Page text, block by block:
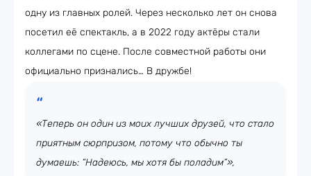
одну из главных ролей. Через несколько лет он снова
посетил её спектакль, а в 2022 году актёры стали
коллегами по сцене. После совместной работы они
официально признались… В дружбе!
«Теперь он один из моих лучших друзей, что стало
приятным сюрпризом, потому что обычно ты
думаешь: “Надеюсь, мы хотя бы поладим”»,